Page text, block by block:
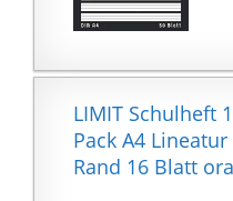
LIMIT Schulheft
Pack A4
Rand 16 Blatt